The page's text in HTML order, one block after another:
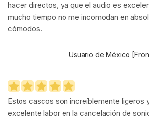
hacer directos, ya que el audio es
mucho tiempo no me incomodan en
cómodos.
Usuario de México
Estos cascos son increíblemente ligeros
excelente labor en la cancelación de